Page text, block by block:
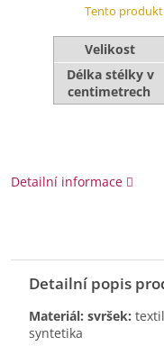
Tento
Velikost
Délka stélky v
centimetrech
Detailní informace
Detailní popis
Materiál: svršek:
syntetika